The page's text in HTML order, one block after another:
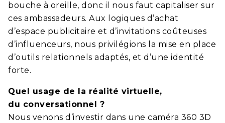
bouche à oreille, donc il nous faut capitaliser sur
ces ambassadeurs. Aux logiques d’achat
d’espace publicitaire et d’invitations coûteuses
d’influenceurs, nous privilégions la mise en place
d’outils relationnels adaptés, et d’une identité
forte.
Quel usage de la réalité virtuelle,
du conversationnel ?
Nous venons d’investir dans une caméra 360 3D